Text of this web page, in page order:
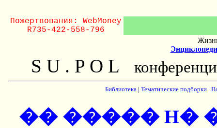
Пожертвования: WebMoney
R735-422-558-796
S U . P O L
Библиотека| Тематические подборки|
�� ����� H�